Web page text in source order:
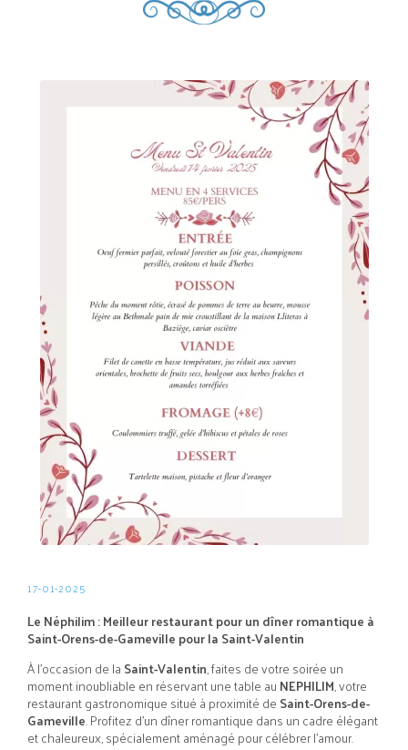
17-01-2025
Le Néphilim : Meilleur restaurant pour un dîner romantique à
Saint-Orens-de-Gameville pour la Saint-Valentin
À l'occasion de la Saint-Valentin, faites de votre soirée un
moment inoubliable en réservant une table au NEPHILIM, votre
restaurant gastronomique situé à proximité de Saint-Orens-de-
Gameville. Profitez d’un dîner romantique dans un cadre élégant
et chaleureux, spécialement aménagé pour célébrer l’amour.